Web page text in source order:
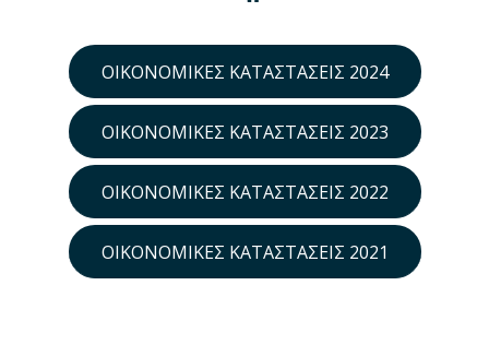
ΟΙΚΟΝΟΜΙΚΈΣ ΚΑΤΑΣΤΆΣΕΙΣ 2024
ΟΙΚΟΝΟΜΙΚΈΣ ΚΑΤΑΣΤΆΣΕΙΣ 2023
ΟΙΚΟΝΟΜΙΚΈΣ ΚΑΤΑΣΤΆΣΕΙΣ 2022
ΟΙΚΟΝΟΜΙΚΈΣ ΚΑΤΑΣΤΆΣΕΙΣ 2021